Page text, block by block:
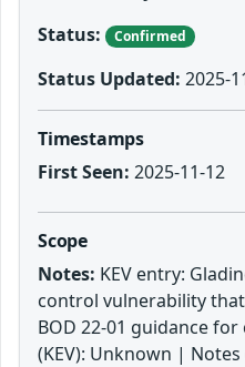
Status:
Confirmed
Status Updated: 2025-
Timestamps
First Seen: 2025-11-12
Scope
Notes: KEV entry:
control vulnerability
BOD 22-01 guidance
(KEV): Unknown |